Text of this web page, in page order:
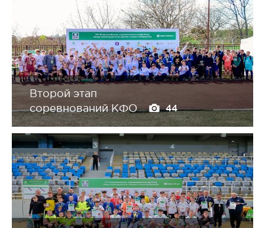
Второй этап
соревнований КФО
44